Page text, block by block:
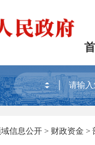
信息公开 > 财政资金 >